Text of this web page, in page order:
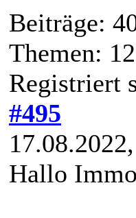
Beiträge:
Themen: 12
Registriert
#495
Hallo